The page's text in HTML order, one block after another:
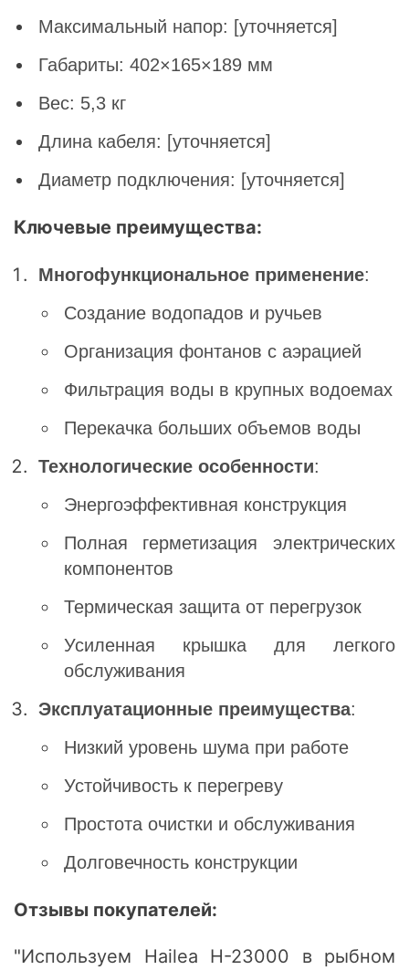
Максимальный напор: [уточняется]
Габариты: 402×165×189 мм
Вес: 5,3 кг
Длина кабеля: [уточняется]
Диаметр подключения: [уточняется]
Ключевые преимущества:
Многофункциональное применение:
Создание водопадов и ручьев
Организация фонтанов с аэрацией
Фильтрация воды в крупных водоемах
Перекачка больших объемов воды
Технологические особенности:
Энергоэффективная конструкция
Полная герметизация электрических
компонентов
Термическая защита от перегрузок
Усиленная крышка для легкого
обслуживания
Эксплуатационные преимущества:
Низкий уровень шума при работе
Устойчивость к перегреву
Простота очистки и обслуживания
Долговечность конструкции
Отзывы покупателей:
"Используем Hailea H-23000 в рыбном